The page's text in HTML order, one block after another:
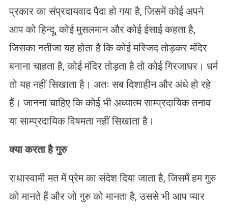
प्रकार का संप्रदायवाद पैदा हो गया है, जिसमें कोई अपने
आप को हिन्दू, कोई मुसलमान और कोई ईसाई कहता है,
जिसका नतीजा यह होता है कि कोई मस्जिद तोड़कर मंदिर
बनाना चाहता है, कोई मंदिर तोड़ता है तो कोई गिरजाघर। धर्म
तो यह नहीं सिखाता है। अतः सब दिशाहीन और अंधे हो रहे
हैं। जानना चाहिए कि कोई भी अध्यात्म साम्प्रदायिक तनाव
या साम्प्रदायिक विषमता नहीं सिखाता है।
क्या करता है गुरु
राधास्वामी मत में प्रेम का संदेश दिया जाता है, जिसमें हम गुरु
को मानते हैं और जो गुरु को मानता है, उससे भी आप प्यार